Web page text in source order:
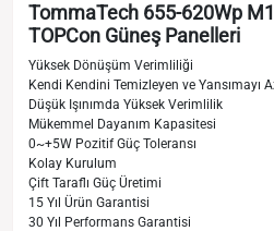
TommaTech 655-620Wp
TOPCon Güneş Panelleri
Yüksek Dönüşüm Verimliliği
Kendi Kendini Temizleyen ve Yansımayı
Düşük Işınımda Yüksek Verimlilik
Mükemmel Dayanım Kapasitesi
0~+5W Pozitif Güç Toleransı
Kolay Kurulum
Çift Taraflı Güç Üretimi
15 Yıl Ürün Garantisi
30 Yıl Performans Garantisi